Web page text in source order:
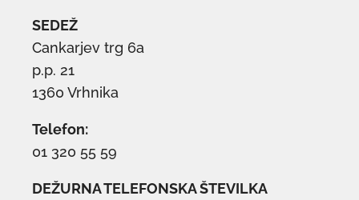
SEDEŽ
Cankarjev trg 6a
p.p. 21
1360 Vrhnika
Telefon:
01 320 55 59
DEŽURNA TELEFONSKA ŠTEVILKA